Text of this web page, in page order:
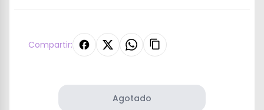
Compartir:
Agotado